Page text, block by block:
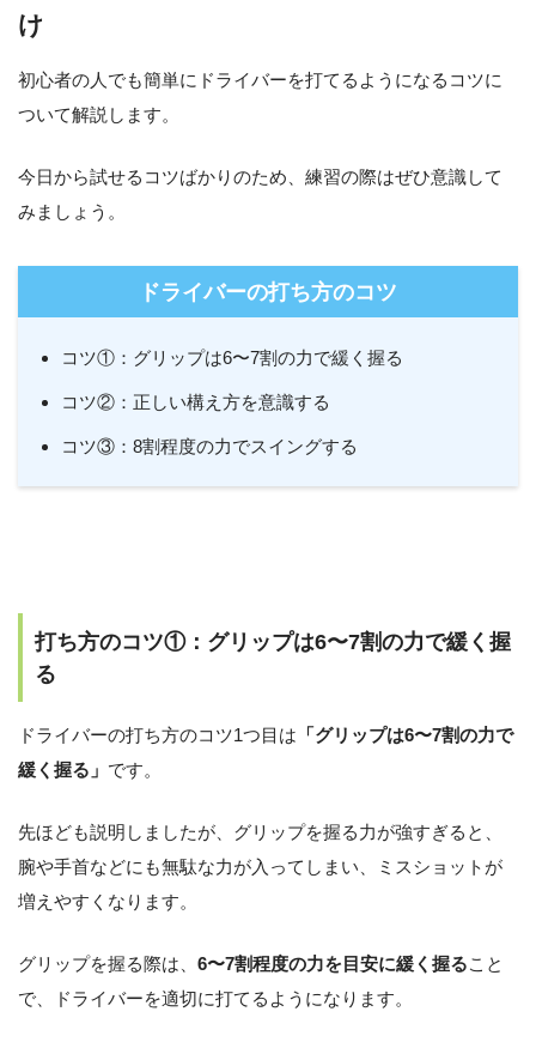
け
初心者の人でも簡単にドライバーを打てるようになるコツに
ついて解説します。
今日から試せるコツばかりのため、練習の際はぜひ意識して
みましょう。
ドライバーの打ち方のコツ
コツ①：グリップは6〜7割の力で緩く握る
コツ②：正しい構え方を意識する
コツ③：8割程度の力でスイングする
打ち方のコツ①：グリップは6〜7割の力で緩く握
る
ドライバーの打ち方のコツ1つ目は 「グリップは6〜7割の力で
緩く握る」 です。
先ほども説明しましたが、グリップを握る力が強すぎると、
腕や手首などにも無駄な力が入ってしまい、ミスショットが
増えやすくなります。
グリップを握る際は、 6〜7割程度の力を目安に緩く握ること
で、ドライバーを適切に打てるようになります。